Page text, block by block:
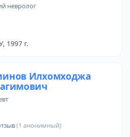
невролог
1997 г.
Илхомходжа
(1 анонимный)